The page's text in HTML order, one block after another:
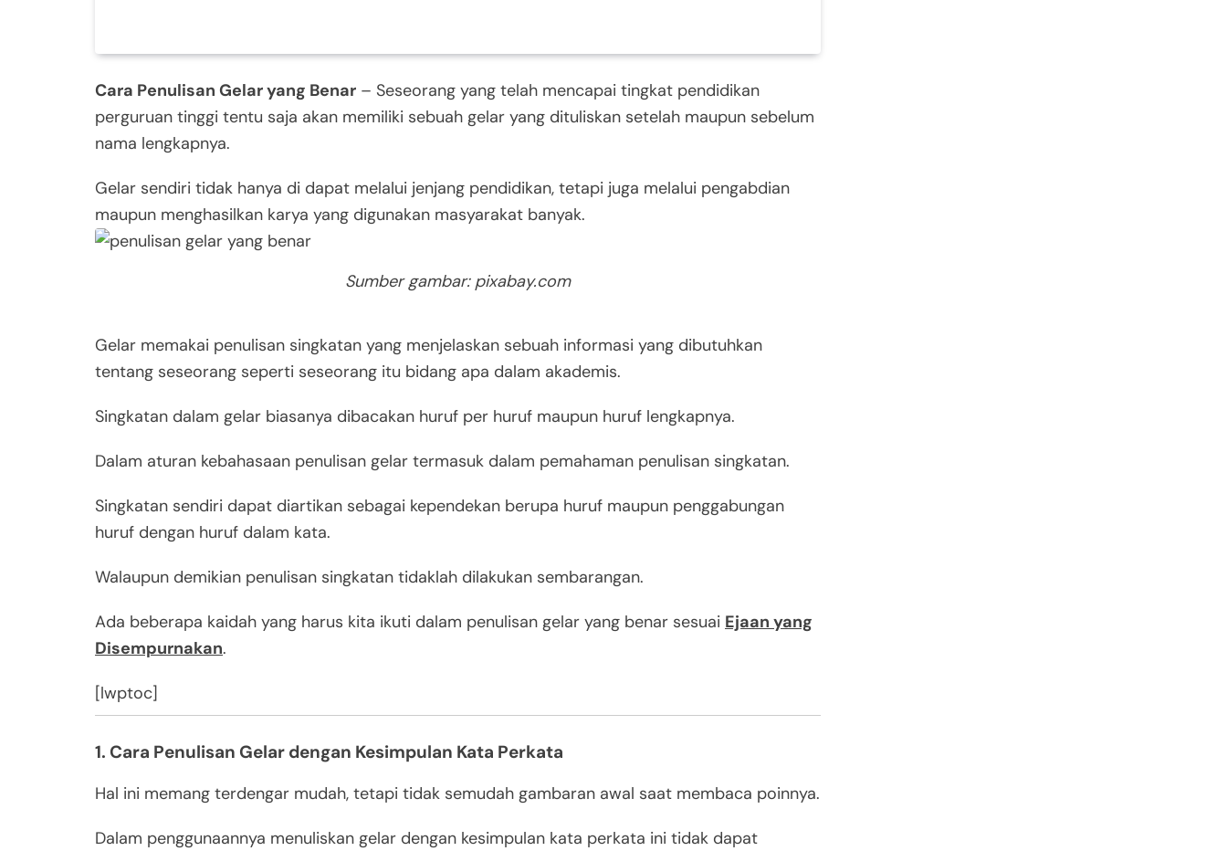
Cara Penulisan Gelar yang Benar – Seseorang yang telah mencapai tingkat pendidikan
perguruan tinggi tentu saja akan memiliki sebuah gelar yang dituliskan setelah maupun sebelum
nama lengkapnya.
Gelar sendiri tidak hanya di dapat melalui jenjang pendidikan, tetapi juga melalui pengabdian
maupun menghasilkan karya yang digunakan masyarakat banyak.
Sumber gambar: pixabay.com
Gelar memakai penulisan singkatan yang menjelaskan sebuah informasi yang dibutuhkan
tentang seseorang seperti seseorang itu bidang apa dalam akademis.
Singkatan dalam gelar biasanya dibacakan huruf per huruf maupun huruf lengkapnya.
Dalam aturan kebahasaan penulisan gelar termasuk dalam pemahaman penulisan singkatan.
Singkatan sendiri dapat diartikan sebagai kependekan berupa huruf maupun penggabungan
huruf dengan huruf dalam kata.
Walaupun demikian penulisan singkatan tidaklah dilakukan sembarangan.
Ada beberapa kaidah yang harus kita ikuti dalam penulisan gelar yang benar sesuai Ejaan yang
Disempurnakan.
[lwptoc]
1. Cara Penulisan Gelar dengan Kesimpulan Kata Perkata
Hal ini memang terdengar mudah, tetapi tidak semudah gambaran awal saat membaca poinnya.
Dalam penggunaannya menuliskan gelar dengan kesimpulan kata perkata ini tidak dapat